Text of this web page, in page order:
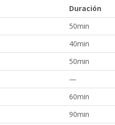
Duración
50min
40min
50min
—
60min
90min